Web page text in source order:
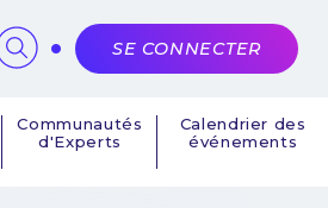
Communautés
d'Experts
Calendrier des
événements
SE CONNECTER